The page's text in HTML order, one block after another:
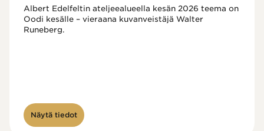
Albert Edelfeltin ateljeealueella kesän 2026 teema on
Oodi kesälle – vieraana kuvanveistäjä Walter
Näytä tiedot